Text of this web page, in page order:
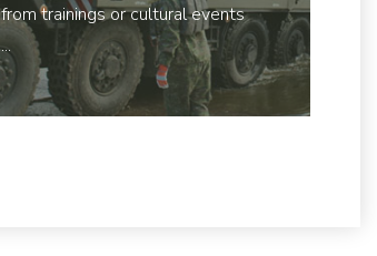
from trainings or cultural events
...